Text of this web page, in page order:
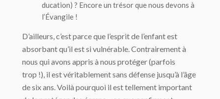
ducation) ? Encore un trésor que nous devons à
l’Évangile !
D’ailleurs, c’est parce que l’esprit de l’enfant est
absorbant qu’il est si vulnérable. Contrairement à
nous qui avons appris à nous protéger (parfois
trop !), il est véritablement sans défense jusqu’à l’âge
de six ans. Voilà pourquoi il est tellement important